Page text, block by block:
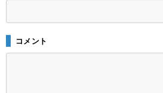
コメント